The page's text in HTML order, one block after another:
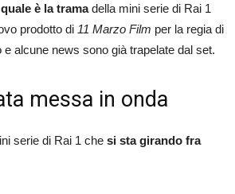
è la tramadella mini serie di Rai 1
prodotto di 11 Marzo Film per la regia di
alcune news sono già trapelate dal set.
messa in onda
serie di Rai 1 che si sta girando fra